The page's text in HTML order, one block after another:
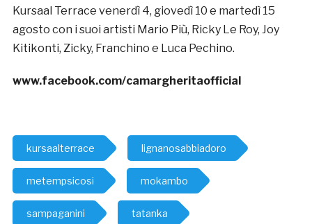
Kursaal Terrace venerdì 4, giovedì 10 e martedì 15
agosto con i suoi artisti Mario Più, Ricky Le Roy, Joy
Kitikonti, Zicky, Franchino e Luca Pechino.
www.facebook.com/camargheritaofficial
kursaalterrace lignanosabbiadoro
metempsicosi mokambo
sampaganini tatanka